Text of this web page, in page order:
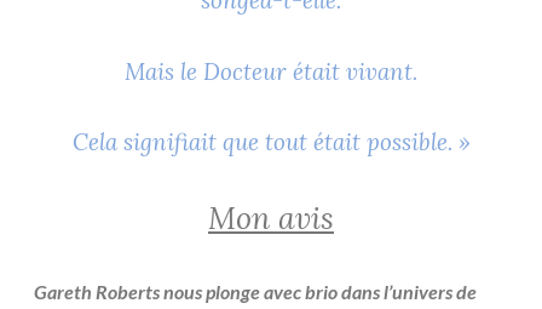
Mais le Docteur était vivant.
Cela signifiait que tout était possible. »
Mon avis
Gareth Roberts nous plonge avec brio dans l’univers de